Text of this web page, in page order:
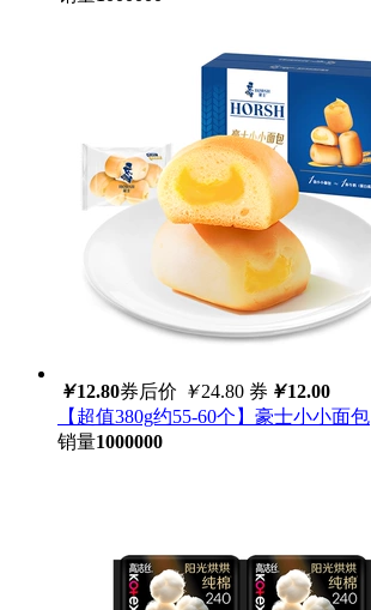
￥12.80券后价 ￥24.80 券 ￥12.00
【超值380g约55-60个】豪士小小面包
销量1000000